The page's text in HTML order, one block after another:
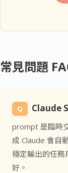
常見問題
Q Claude
prompt 是臨時
成 Claude 會自
穩定輸出的任
好。